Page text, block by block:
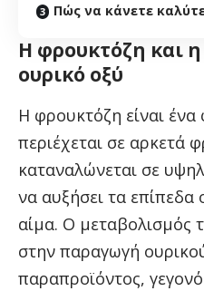
Πώς να κάνετε
Η φρουκτόζη και
ουρικό οξύ
Η φρουκτόζη είναι
περιέχεται σε αρκετά
καταναλώνεται σε
να αυξήσει τα επίπεδα
αίμα. Ο μεταβολισμός
στην παραγωγή
παραπροϊόντος,